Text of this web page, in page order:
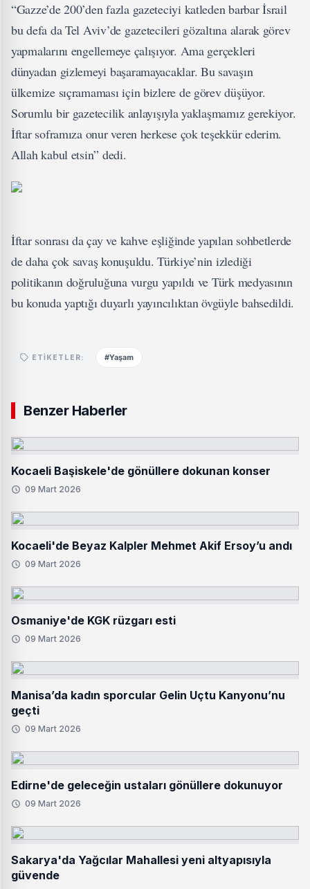
“Gazze’de 200’den fazla gazeteciyi katleden barbar İsrail
bu defa da Tel Aviv’de gazetecileri gözaltına alarak görev
yapmalarını engellemeye çalışıyor. Ama gerçekleri
dünyadan gizlemeyi başaramayacaklar. Bu savaşın
ülkemize sıçramaması için bizlere de görev düşüyor.
Sorumlu bir gazetecilik anlayışıyla yaklaşmamız gerekiyor.
İftar soframıza onur veren herkese çok teşekkür ederim.
Allah kabul etsin” dedi.
İftar sonrası da çay ve kahve eşliğinde yapılan sohbetlerde
de daha çok savaş konuşuldu. Türkiye’nin izlediği
politikanın doğruluğuna vurgu yapıldı ve Türk medyasının
bu konuda yaptığı duyarlı yayıncılıktan övgüyle bahsedildi.
ETIKETLER: #Yaşam
Benzer Haberler
Kocaeli Başiskele'de gönüllere dokunan konser
09 Mart 2026
Kocaeli'de Beyaz Kalpler Mehmet Akif Ersoy’u andı
09 Mart 2026
Osmaniye'de KGK rüzgarı esti
09 Mart 2026
Manisa’da kadın sporcular Gelin Uçtu Kanyonu’nu
geçti
09 Mart 2026
Edirne'de geleceğin ustaları gönüllere dokunuyor
09 Mart 2026
Sakarya'da Yağcılar Mahallesi yeni altyapısıyla
güvende